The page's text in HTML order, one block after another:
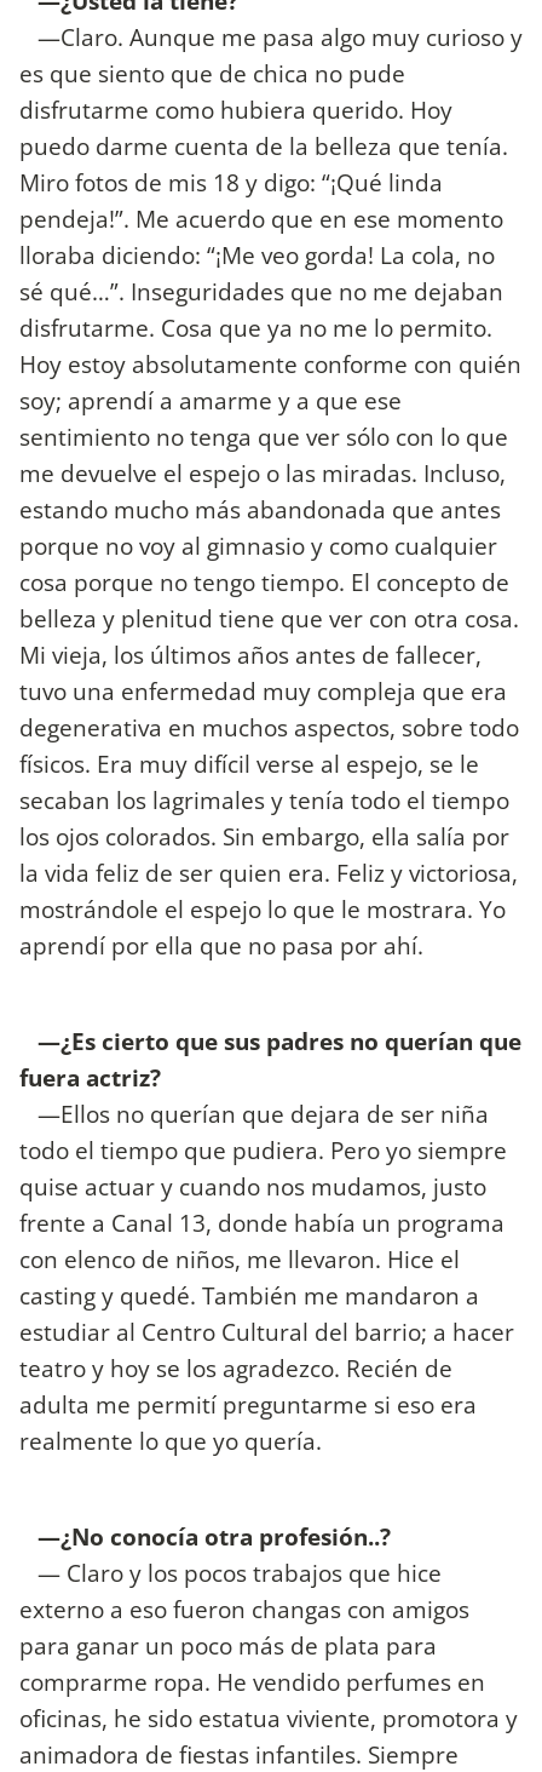
—Claro. Aunque me pasa algo muy curioso y
es que siento que de chica no pude
disfrutarme como hubiera querido. Hoy
puedo darme cuenta de la belleza que tenía.
Miro fotos de mis 18 y digo: “¡Qué linda
pendeja!”. Me acuerdo que en ese momento
lloraba diciendo: “¡Me veo gorda! La cola, no
sé qué…”. Inseguridades que no me dejaban
disfrutarme. Cosa que ya no me lo permito.
Hoy estoy absolutamente conforme con quién
soy; aprendí a amarme y a que ese
sentimiento no tenga que ver sólo con lo que
me devuelve el espejo o las miradas. Incluso,
estando mucho más abandonada que antes
porque no voy al gimnasio y como cualquier
cosa porque no tengo tiempo. El concepto de
belleza y plenitud tiene que ver con otra cosa.
Mi vieja, los últimos años antes de fallecer,
tuvo una enfermedad muy compleja que era
degenerativa en muchos aspectos, sobre todo
físicos. Era muy difícil verse al espejo, se le
secaban los lagrimales y tenía todo el tiempo
los ojos colorados. Sin embargo, ella salía por
la vida feliz de ser quien era. Feliz y victoriosa,
mostrándole el espejo lo que le mostrara. Yo
aprendí por ella que no pasa por ahí.
—¿Es cierto que sus padres no querían que
fuera actriz?
—Ellos no querían que dejara de ser niña
todo el tiempo que pudiera. Pero yo siempre
quise actuar y cuando nos mudamos, justo
frente a Canal 13, donde había un programa
con elenco de niños, me llevaron. Hice el
casting y quedé. También me mandaron a
estudiar al Centro Cultural del barrio; a hacer
teatro y hoy se los agradezco. Recién de
adulta me permití preguntarme si eso era
realmente lo que yo quería.
—¿No conocía otra profesión..?
— Claro y los pocos trabajos que hice
externo a eso fueron changas con amigos
para ganar un poco más de plata para
comprarme ropa. He vendido perfumes en
oficinas, he sido estatua viviente, promotora y
animadora de fiestas infantiles. Siempre